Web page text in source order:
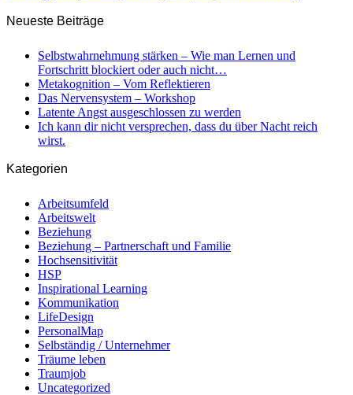
Neueste Beiträge
Selbstwahrnehmung stärken – Wie man Lernen und
Fortschritt blockiert oder auch nicht…
Metakognition – Vom Reflektieren
Das Nervensystem – Workshop
Latente Angst ausgeschlossen zu werden
Ich kann dir nicht versprechen, dass du über Nacht reich
wirst.
Kategorien
Arbeitsumfeld
Arbeitswelt
Beziehung
Beziehung – Partnerschaft und Familie
Hochsensitivität
HSP
Inspirational Learning
Kommunikation
LifeDesign
PersonalMap
Selbständig / Unternehmer
Träume leben
Traumjob
Uncategorized